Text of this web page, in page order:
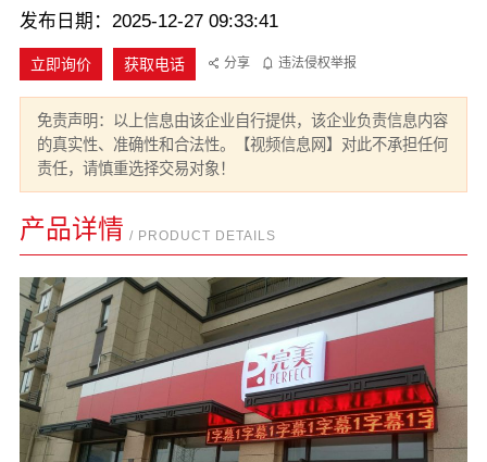
发布日期：2025-12-27 09:33:41
立即询价 获取电话 分享 违法侵权举报
免责声明：以上信息由该企业自行提供，该企业负责信息内容
的真实性、准确性和合法性。【视频信息网】对此不承担任何
责任，请慎重选择交易对象！
产品详情 / PRODUCT DETAILS